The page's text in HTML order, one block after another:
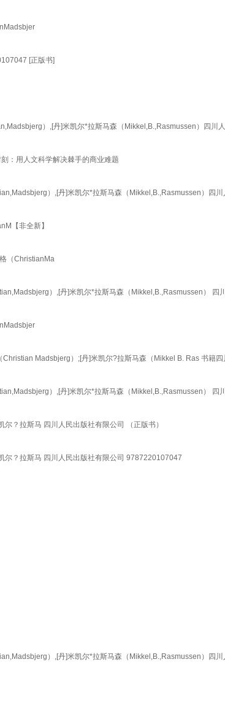
[正版书]
）,[丹]米凯尔*拉斯马森（Mikkel,B.,Rasmussen）四川
：用人文科学解决棘手的商业难题
）,[丹]米凯尔*拉斯马森（Mikkel,B.,Rasmussen）四
【非全新】
（ChristianMa
）,[丹]米凯尔*拉斯马森（Mikkel,B.,Rasmussen） 四
Madsbjerg）;[丹]米凯尔?拉斯马森（Mikkel B. Ras 书籍
）,[丹]米凯尔*拉斯马森（Mikkel,B.,Rasmussen） 四
？拉斯马 四川人民出版社有限公司 （正版书）
尔？拉斯马 四川人民出版社有限公司 9787220107047
）,[丹]米凯尔*拉斯马森（Mikkel,B.,Rasmussen）四